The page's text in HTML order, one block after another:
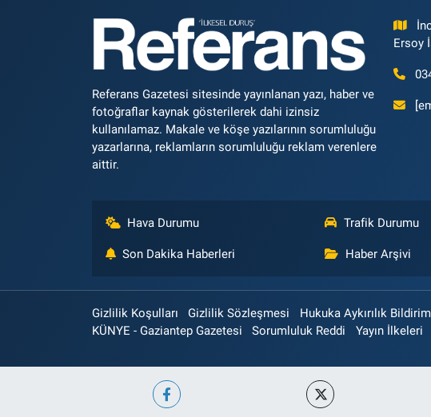
Referans Gazetesi sitesinde yayınlanan yazı, haber ve
fotoğraflar kaynak gösterilerek dahi izinsiz
kullanılamaz. Makale ve köşe yazılarının sorumluluğu
yazarlarına, reklamların sorumluluğu reklam verenlere
aittir.
Ersoy
Hava Durumu Trafik Durumu
Son Dakika Haberleri Haber Arşivi
Gizlilik Koşulları Gizlilik Sözleşmesi Hukuka Aykırılık
KÜNYE - Gaziantep Gazetesi
Sorumluluk Reddi Yayın İlkeleri